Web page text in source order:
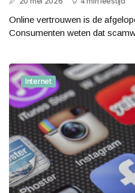
Online vertrouwen is de
Consumenten weten dat
Internet